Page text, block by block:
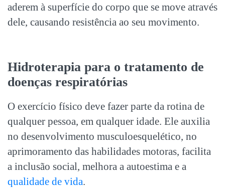
aderem à superfície do corpo que se move através
dele, causando resistência ao seu movimento.
Hidroterapia para o tratamento de
doenças respiratórias
O exercício físico deve fazer parte da rotina de
qualquer pessoa, em qualquer idade. Ele auxilia
no desenvolvimento musculoesquelético, no
aprimoramento das habilidades motoras, facilita
a inclusão social, melhora a autoestima e a
qualidade de vida.